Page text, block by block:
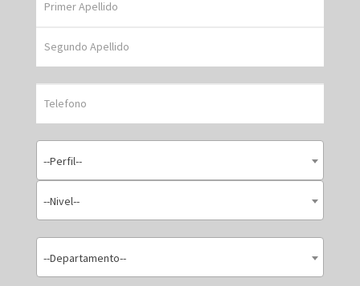
--Perfil--
--Nivel--
--Departamento--